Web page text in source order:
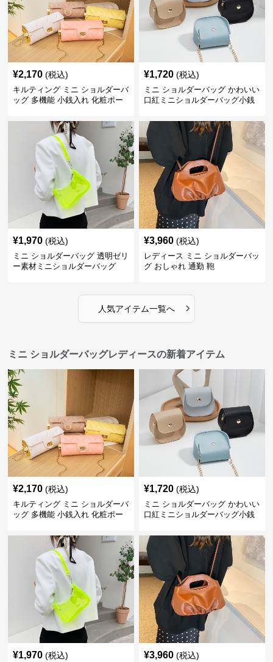
¥2,170 (税込)
キルティング ミニ ショルダーバ
ッグ 多機能 小銭入れ 化粧ポー
¥1,720 (税込)
ミニ ショルダーバッグ かわいい
口紅ミニショルダーバッグ小銭
¥1,970 (税込)
ミニ ショルダーバッグ 透明ゼリ
ー素材ミニショルダーバッグ
¥3,960 (税込)
レディース ミニ ショルダーバッ
グ おしゃれ 通勤 鞄
人気アイテム一覧へ ›
ミニ ショルダーバッグレディースの新着アイテム
¥2,170 (税込)
キルティング ミニ ショルダーバ
ッグ 多機能 小銭入れ 化粧ポー
¥1,720 (税込)
ミニ ショルダーバッグ かわいい
口紅ミニショルダーバッグ小銭
¥1,970 (税込) ¥3,960 (税込)